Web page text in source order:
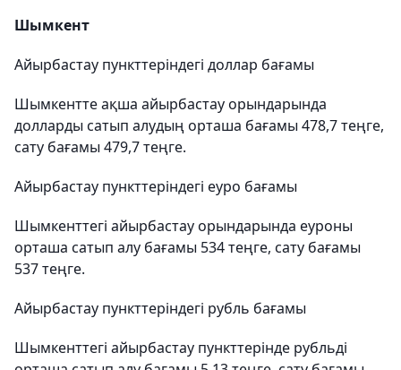
Шымкент
Айырбастау пункттеріндегі доллар бағамы
Шымкентте ақша айырбастау орындарында
долларды сатып алудың орташа бағамы 478,7 теңге,
сату бағамы 479,7 теңге.
Айырбастау пункттеріндегі еуро бағамы
Шымкенттегі айырбастау орындарында еуроны
орташа сатып алу бағамы 534 теңге, сату бағамы
537 теңге.
Айырбастау пункттеріндегі рубль бағамы
Шымкенттегі айырбастау пункттерінде рубльді